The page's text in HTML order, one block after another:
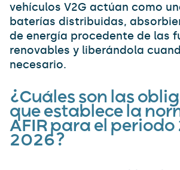
vehículos V2G actúan como
baterías distribuidas,
de energía procedente de las
renovables y liberándola
necesario.
¿Cuáles son las
que establece la
AFIR para el
2026?